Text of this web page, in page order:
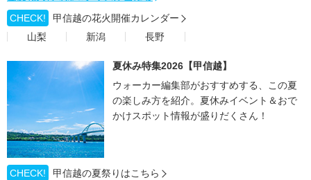
CHECK!
甲信越の花火開催カレンダー
山梨
新潟 長野
夏休み特集2026【甲信越】
ウォーカー編集部がおすすめする、この夏
の楽しみ方を紹介。夏休みイベント＆おで
かけスポット情報が盛りだくさん！
CHECK!
甲信越の夏祭りはこちら